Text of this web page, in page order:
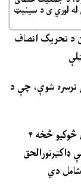
لوري ی د سینیټ
د تحریک انصاف
لپاره ټاکنې ترسره شوې، چې د
د غیر رسمي او غیر حتمي پایلو له مخې، د ۷ جنرل څوکيو څخه ۴
ډاکټرنورالحق
دي